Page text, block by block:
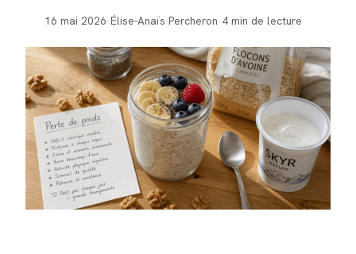
16 mai 2026·Élise-Anaïs Percheron·4 min de lecture